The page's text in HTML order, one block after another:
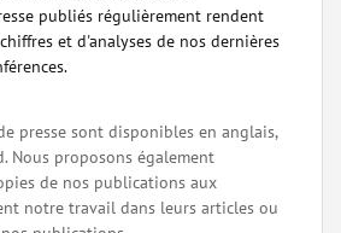
publiés régulièrement rendent
et d'analyses de nos dernières
presse sont disponibles en anglais,
Nous proposons également
de nos publications aux
notre travail dans leurs articles ou